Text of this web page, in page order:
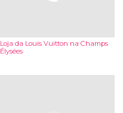
Loja da Louis Vuitton na Champs
Élysées